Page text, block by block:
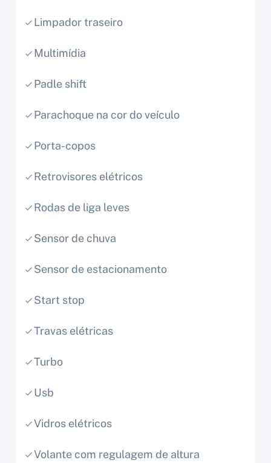
Limpador traseiro
Multimídia
Padle shift
Parachoque na cor do veículo
Porta-copos
Retrovisores elétricos
Rodas de liga leves
Sensor de chuva
Sensor de estacionamento
Start stop
Travas elétricas
Turbo
Usb
Vidros elétricos
Volante com regulagem de altura